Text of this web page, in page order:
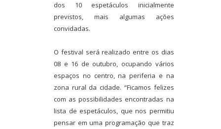
dos 10 espetáculos inicialmente
previstos, mais algumas ações
convidadas.
O festival será realizado entre os dias
08 e 16 de outubro, ocupando vários
espaços no centro, na periferia e na
zona rural da cidade. “Ficamos felizes
com as possibilidades encontradas na
lista de espetáculos, que nos permitiu
pensar em uma programação que traz